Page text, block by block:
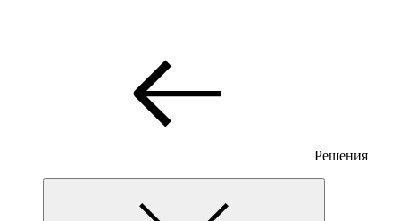
Решения